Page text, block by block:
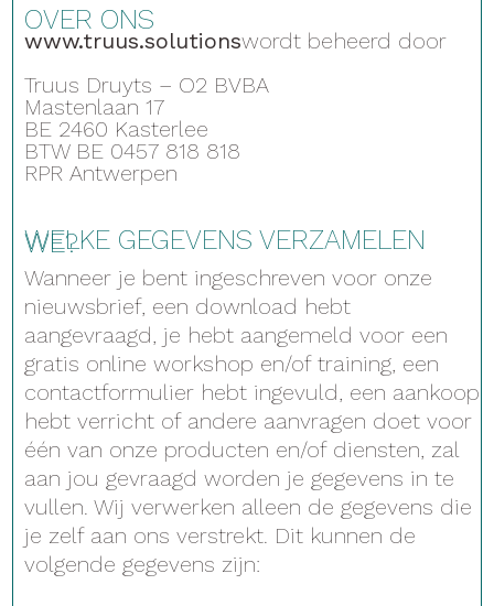
OVER ONS
www.truus.solutionswordt beheerd door
Truus Druyts – O2 BVBA
Mastenlaan 17
BE 2460 Kasterlee
BTW BE 0457 818 818
RPR Antwerpen
WELKE GEGEVENS VERZAMELEN
WE?
Wanneer je bent ingeschreven voor onze
nieuwsbrief, een download hebt
aangevraagd, je hebt aangemeld voor een
gratis online workshop en/of training, een
contactformulier hebt ingevuld, een aankoop
hebt verricht of andere aanvragen doet voor
één van onze producten en/of diensten, zal
aan jou gevraagd worden je gegevens in te
vullen. Wij verwerken alleen de gegevens die
je zelf aan ons verstrekt. Dit kunnen de
volgende gegevens zijn: